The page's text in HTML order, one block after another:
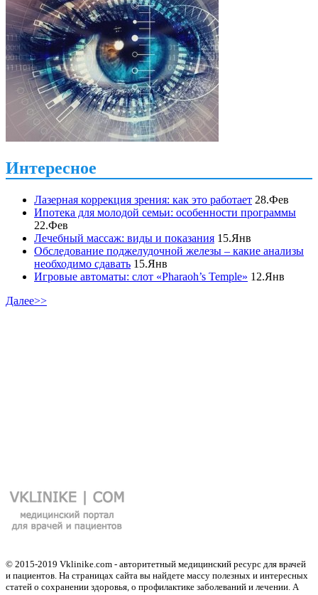
Интересное
Лазерная коррекция зрения: как это работает 28.Фев
Ипотека для молодой семьи: особенности программы
22.Фев
Лечебный массаж: виды и показания 15.Янв
Обследование поджелудочной железы – какие анализы
необходимо сдавать 15.Янв
Игровые автоматы: слот «Pharaoh’s Temple» 12.Янв
Далее>>
© 2015-2019 Vklinike.com - авторитетный медицинский ресурс для врачей
и пациентов. На страницах сайта вы найдете массу полезных и интересных
статей о сохранении здоровья, о профилактике заболеваний и лечении. А